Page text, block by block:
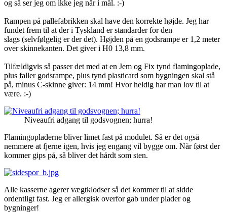
og så ser jeg om ikke jeg når i mål. :-)
Rampen på pallefabrikken skal have den korrekte højde. Jeg har
fundet frem til at der i Tyskland er standarder for den
slags (selvfølgelig er der det). Højden på en godsrampe er 1,2 meter
over skinnekanten. Det giver i H0 13,8 mm.
Tilfældigvis så passer det med at en Jem og Fix tynd flamingoplade,
plus faller godsrampe, plus tynd plasticard som bygningen skal stå
på, minus C-skinne giver: 14 mm! Hvor heldig har man lov til at
være. :-)
Niveaufri adgang til godsvognen; hurra!
Flamingopladerne bliver limet fast på modulet. Så er det også
nemmere at fjerne igen, hvis jeg engang vil bygge om. Når først der
kommer gips på, så bliver det hårdt som sten.
Alle kasserne agerer vægtklodser så det kommer til at sidde
ordentligt fast. Jeg er allergisk overfor gab under plader og
bygninger!